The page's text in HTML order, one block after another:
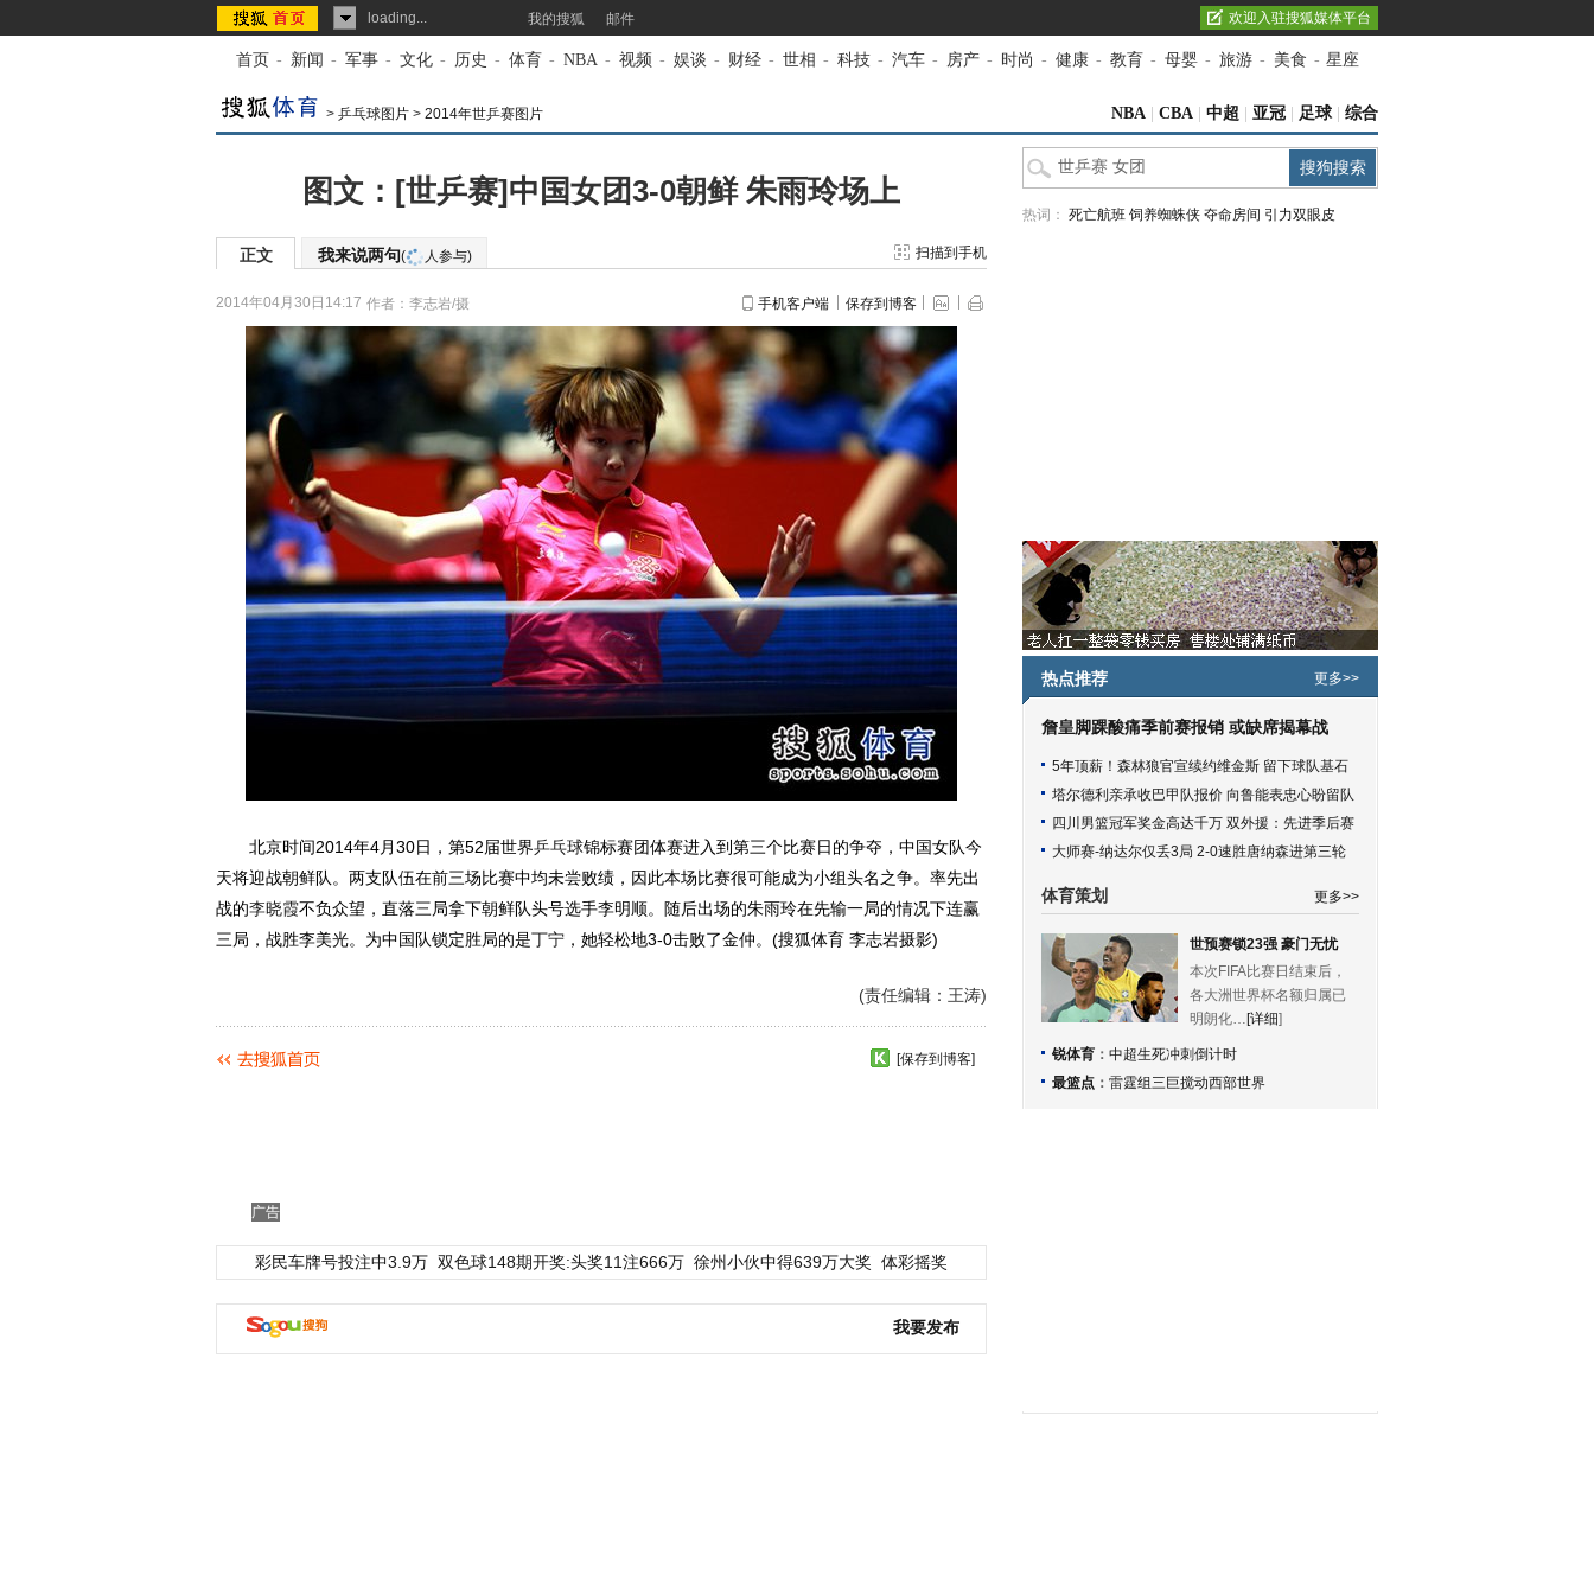
loading... 我的搜狐 邮件 欢迎入驻搜狐媒体平台
首页 - 新闻 - 军事 - 文化 - 历史 - 体育 - NBA - 视频 - 娱谈 - 财经 - 世相 - 科技 - 汽车 - 房产 - 时尚 - 健康 - 教育 - 母婴 - 旅游 - 美食 - 星座
> 乒乓球图片 > 2014年世乒赛图片 NBA CBA 中超 亚冠 足球 综合
图文：[世乒赛]中国女团3-0朝鲜 朱雨玲场上
正文 我来说两句( 人参与) 扫描到手机
2014年04月30日14:17 作者：李志岩/摄 手机客户端 保存到博客
北京时间2014年4月30日，第52届世界乒乓球锦标赛团体赛进入到第三个比赛日的争夺，中国女队今
天将迎战朝鲜队。两支队伍在前三场比赛中均未尝败绩，因此本场比赛很可能成为小组头名之争。率先出
战的李晓霞不负众望，直落三局拿下朝鲜队头号选手李明顺。随后出场的朱雨玲在先输一局的情况下连赢
三局，战胜李美光。为中国队锁定胜局的是丁宁 ，她轻松地3-0击败了金仲。(搜狐体育 李志岩摄影)
(责任编辑：王涛)
[保存到博客]
广告
彩民车牌号投注中3.9万 双色球148期开奖:头奖11注666万 徐州小伙中得639万大奖 体彩摇奖
我要发布
热词： 死亡航班 饲养蜘蛛侠 夺命房间 引力双眼皮
热点推荐 更多>>
詹皇脚踝酸痛季前赛报销 或缺席揭幕战
5年顶薪！森林狼官宣续约维金斯 留下球队基石
塔尔德利亲承收巴甲队报价 向鲁能表忠心盼留队
四川男篮冠军奖金高达千万 双外援：先进季后赛
大师赛-纳达尔仅丢3局 2-0速胜唐纳森进第三轮
体育策划 更多>>
世预赛锁23强 豪门无忧
本次FIFA比赛日结束后，
各大洲世界杯名额归属已
明朗化… [详细]
锐体育 ： 中超生死冲刺倒计时
最篮点 ： 雷霆组三巨搅动西部世界